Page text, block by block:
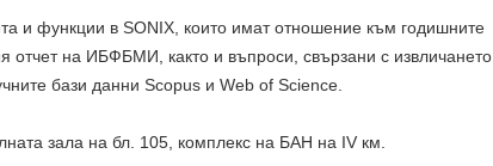
и функции в SONIX, които имат отношение към годишните
отчет на ИБФБМИ, както и въпроси, свързани с извличането
бази данни Scopus и Web of Science.
зала на бл. 105, комплекс на БАН на IV км.